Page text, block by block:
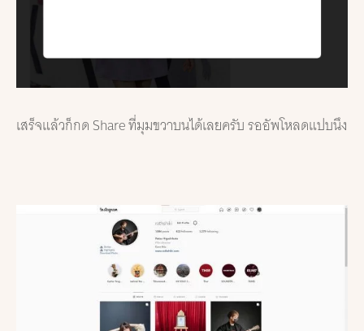
เสร็จแล้วก็กด Share ที่มุมขวาบนได้เลยครับ รออัพโหลดแปบนึง